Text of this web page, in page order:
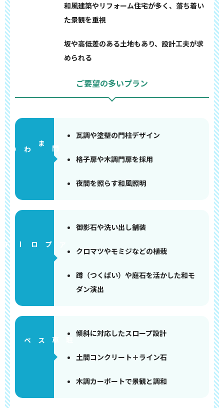
和風建築やリフォーム住宅が多く、落ち着い
た景観を重視
坂や高低差のある土地もあり、設計工夫が求
められる
ご要望の多いプラン
門まわり
瓦調や塗壁の門柱デザイン
格子扉や木調門扉を採用
夜間を照らす和風照明
アプローチ
御影石や洗い出し舗装
クロマツやモミジなどの植栽
蹲（つくばい）や庭石を活かした和モ
ダン演出
傾斜に対応したスロープ設計
土間コンクリート＋ライン石
木調カーポートで景観と調和